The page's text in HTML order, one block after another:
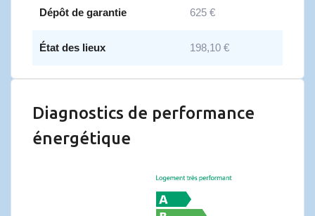
Dépôt de garantie 625 €
État des lieux 198,10 €
Diagnostics de performance
énergétique